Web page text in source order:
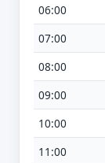
06:00
07:00
08:00
09:00
10:00
11:00